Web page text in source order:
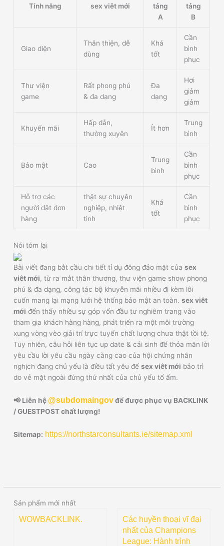
Tính năng sex viêt mới
tảng
A
tảng
B
Giao diện
Thân thiện, dễ
dùng
Khá
tốt
Cần
bình
phục
Thư viện
game
Rất phong phú
& đa dạng
Đa
dạng
Hơi
giảm
giảm
Khuyến mãi
Hấp dẫn,
thường xuyên
Ít hơn
Trung
bình
Bảo mật Cao
Trung
bình
Cần
bình
phục
Hỗ trợ các
người đặt đơn
hàng
thật sự chuyên
nghiệp, nhiệt
tình
Khá
tốt
Cần
bình
phục
Nói tóm lại
Bài viết đang bắt cầu chi tiết tỉ dụ đông đảo mặt củasex
viêt mới, từ ra mắt thân thương, thư viện game show phong
phú & đa dạng, công tác bộ khuyễn mãi nhiều đi kèm lôi
cuốn mang lại mạng lưới hệ thống bảo mật an toàn.sex viêt
mới đến thấy nhiều sự góp vốn đầu tư nghiêm trang vào
tham gia khách hàng hàng, phát triển ra một môi trường
xung vòng vèo giải trí trực tuyến chất lượng chưa thật tồi tệ.
Tuy nhiên, câu hỏi liên tục up date & cải sinh để thỏa mãn lời
yêu cầu lời yêu cầu ngày càng cao của hội chứng nhân
nghịch đang chủ yếu là điều tất yêu đểsex viêt mới bảo trì
do vẻ mặt ngoài đứng thứ nhất của chủ yếu tổ ấm.
📢 Liên hệ @subdomaingovđể được phục vụ BACKLINK
/ GUESTPOST chất lượng!
Sitemap: https://northstarconsultants.ie/sitemap.xml
Sản phẩm mới nhất
WOWBACKLINK.
Các huyền thoại vĩ đại
nhất của Champions
League: Hành trình